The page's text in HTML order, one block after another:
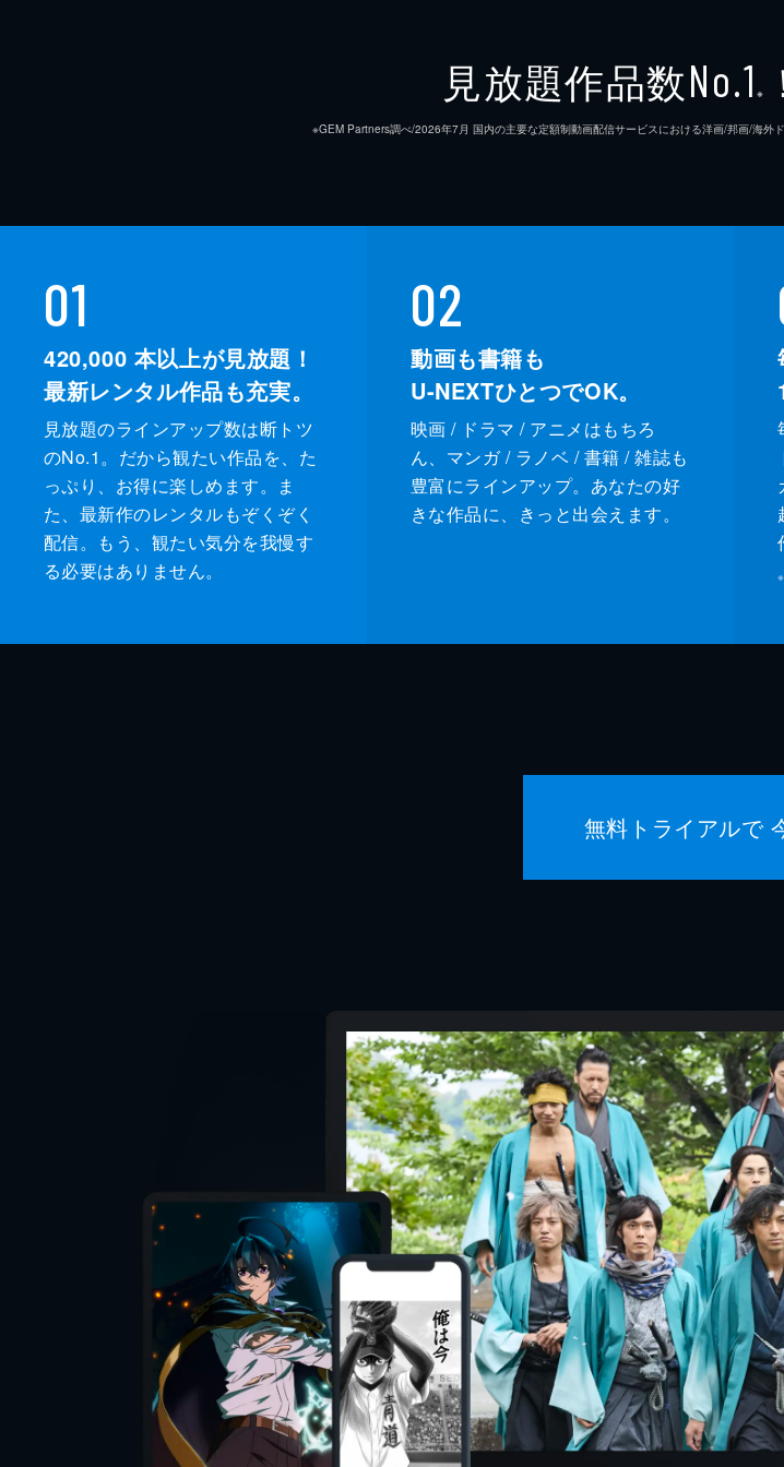
見放題作品数No.1 ※
※GEM Partners調べ/2026年7⽉ 国内の主要な定額制動画配信サービスにおける洋画/邦画/海外
01
420,000 本以上が見放題！
最新レンタル作品も充実。
見放題のラインアップ数は断トツ
のNo.1。だから観たい作品を、た
っぷり、お得に楽しめます。ま
た、最新作のレンタルもぞくぞく
配信。もう、観たい気分を我慢す
る必要はありません。
02
動画も書籍も
U-NEXTひとつでOK。
映画 / ドラマ / アニメはもちろ
ん、マンガ / ラノベ / 書籍 / 雑誌も
豊富にラインアップ。あなたの好
きな作品に、きっと出会えます。
※
無料トライアルで